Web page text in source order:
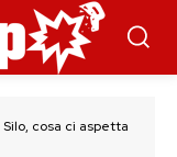
Silo, cosa ci aspetta